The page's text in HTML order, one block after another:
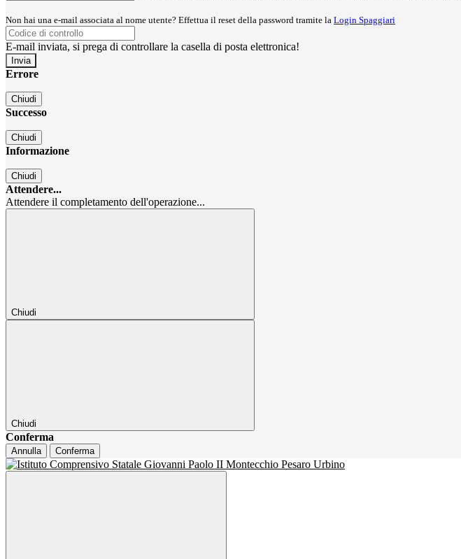
Non hai una e-mail associata al nome utente? Effettua il reset della password tramite la Login Spaggiari
E-mail inviata, si prega di controllare la casella di posta elettronica!
Errore
Chiudi
Successo
Chiudi
Informazione
Chiudi
Attendere...
Attendere il completamento dell'operazione...
Chiudi
Chiudi
Conferma
Annulla Conferma